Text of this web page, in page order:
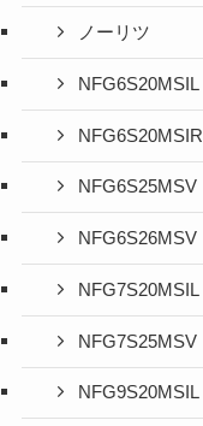
ノーリツ
NFG6S20MSIL
NFG6S20MSIR
NFG6S25MSV
NFG6S26MSV
NFG7S20MSIL
NFG7S25MSV
NFG9S20MSIL